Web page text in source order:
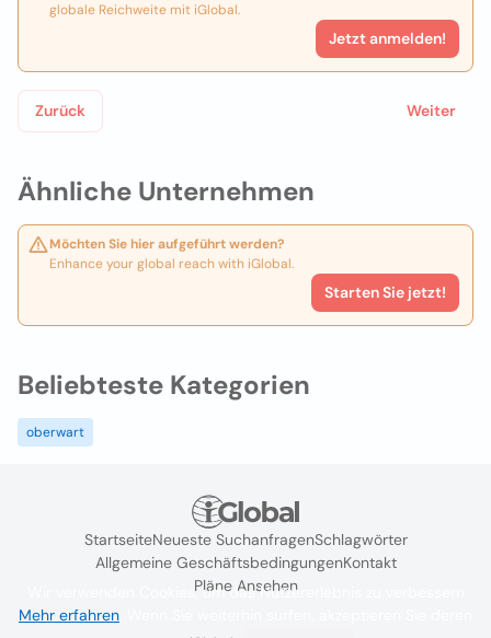
Ähnliche Unternehmen
Möchten Sie hier aufgeführt werden?
Enhance your global reach with iGlobal.
Starten Sie jetzt!
globale Reichweite mit iGlobal.
Jetzt anmelden!
Zurück Weiter
Beliebteste Kategorien
oberwart
StartseiteNeueste SuchanfragenSchlagwörter
Allgemeine GeschäftsbedingungenKontakt
Pläne Ansehen
Wir verwenden Cookies, um das Nutzererlebnis zu verbessern
Mehr erfahren